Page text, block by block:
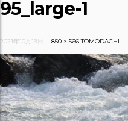
95_large-1
2021年10月19日 850 × 566 TOMODACHI